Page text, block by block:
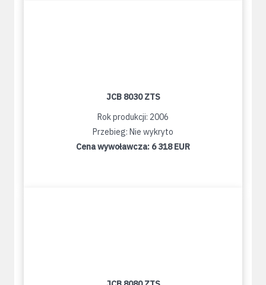
JCB 8030 ZTS
Rok produkcji: 2006
Przebieg: Nie wykryto
Cena wywoławcza: 6 318 EUR